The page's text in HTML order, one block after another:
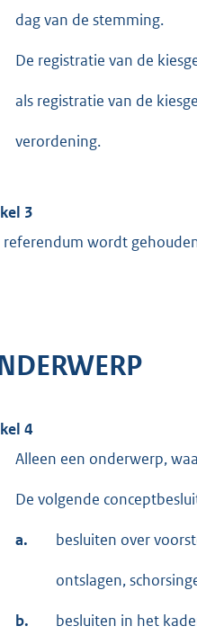
dag van de stemming.
De registratie van de
als registratie van de
verordening.
3
referendum wordt
4
Alleen een onderwerp,
De volgende
a. besluiten over
ontslagen,
b. besluiten in het